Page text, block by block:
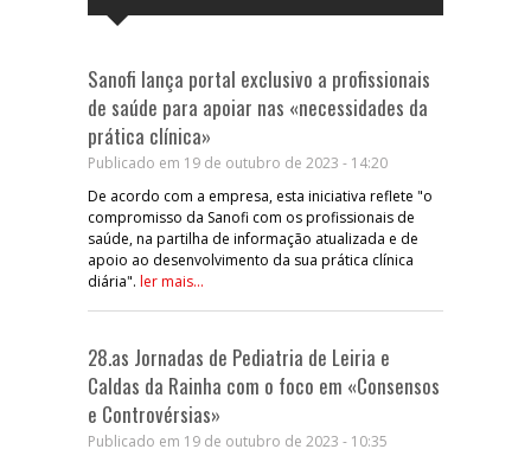
Sanofi lança portal exclusivo a profissionais
de saúde para apoiar nas «necessidades da
prática clínica»
Publicado em 19 de outubro de 2023 - 14:20
De acordo com a empresa, esta iniciativa reflete "o
compromisso da Sanofi com os profissionais de
saúde, na partilha de informação atualizada e de
apoio ao desenvolvimento da sua prática clínica
diária". ler mais...
28.as Jornadas de Pediatria de Leiria e
Caldas da Rainha com o foco em «Consensos
e Controvérsias»
Publicado em 19 de outubro de 2023 - 10:35